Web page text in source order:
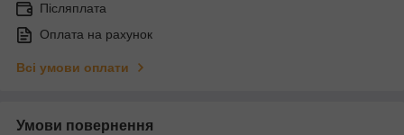
Післяплата
Оплата на рахунок
Всі умови оплати
Умови повернення